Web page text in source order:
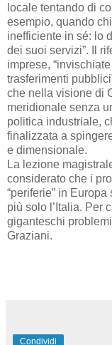
locale tentando di
esempio, quando
inefficiente in sé: lo
dei suoi servizi”. Il
imprese,
trasferimenti
che nella visione di
meridionale senza
politica industriale,
finalizzata a
e dimensionale.
La lezione
considerato che i
“periferie” in
più solo l’Italia. Per
giganteschi
Graziani.
Condividi